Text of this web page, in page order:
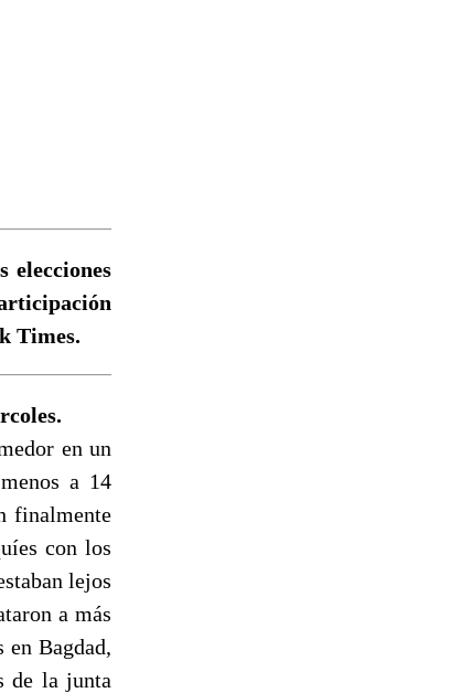
elecciones
Times.
en un
a 14
finalmente
con los
lejos
a más
en Bagdad,
de la junta